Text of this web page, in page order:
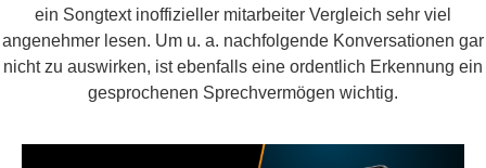
ein Songtext inoffizieller mitarbeiter Vergleich sehr viel
angenehmer lesen. Um u. a. nachfolgende Konversationen gar
nicht zu auswirken, ist ebenfalls eine ordentlich Erkennung ein
gesprochenen Sprechvermögen wichtig.